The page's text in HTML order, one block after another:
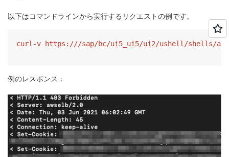
以下はコマンドラインから実行するリクエストの例です。
curl-v https:///sap/bc/ui5_ui5/ui2/ushell/shells/
例のレスポンス：